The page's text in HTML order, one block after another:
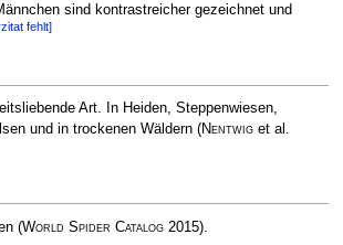
sind kontrastreicher gezeichnet und
fehlt]
Art. In Heiden, Steppenwiesen,
und in trockenen Wäldern (Nentwiget al.
(World Spider Catalog2015).